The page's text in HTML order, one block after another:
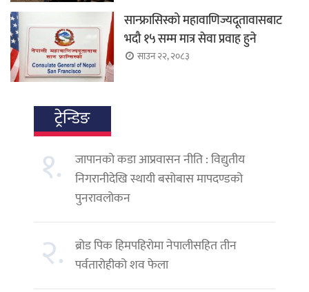
सान्फ्रासिस्को महावाणिज्यदूतावासबाट
भदौ १५ सम्म मात्र सेवा प्रवाह हुने
साउन २२, २०८३
ट्रेन्डिङ
१.
जापानको कडा आप्रवासन नीति : विद्युतीय
निगरानीदेखि स्थायी बसोबास मापदण्डको
पुनरावलोकन
२. ब्रोड पिक हिमपहिरोमा नेपालीसहित तीन
पर्वतारोहीको शव फेला